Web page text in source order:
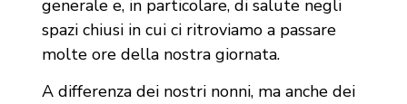
generale e, in particolare, di salute negli
spazi chiusi in cui ci ritroviamo a passare
molte ore della nostra giornata.
A differenza dei nostri nonni, ma anche dei